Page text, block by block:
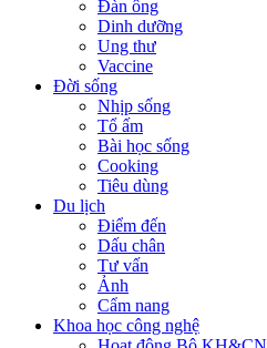
Đàn ông
Dinh dưỡng
Ung thư
Vaccine
Đời sống
Nhịp sống
Tổ ấm
Bài học sống
Cooking
Tiêu dùng
Du lịch
Điểm đến
Dấu chân
Tư vấn
Ảnh
Cẩm nang
Khoa học công nghệ